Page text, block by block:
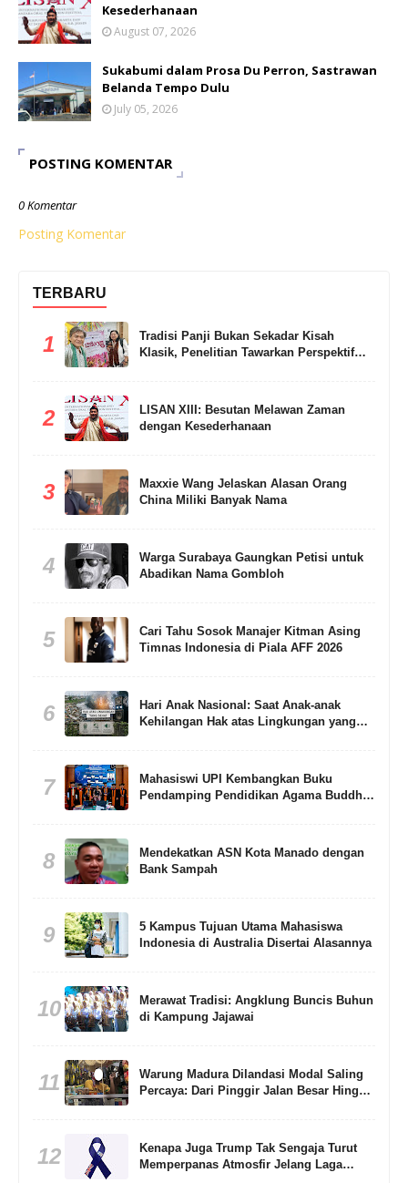
Kesederhanaan
August 07, 2026
Sukabumi dalam Prosa Du Perron, Sastrawan
Belanda Tempo Dulu
July 05, 2026
POSTING KOMENTAR
0 Komentar
Posting Komentar
TERBARU
1
Tradisi Panji Bukan Sekadar Kisah
Klasik, Penelitian Tawarkan Perspektif
2
LISAN XIII: Besutan Melawan Zaman
dengan Kesederhanaan
3
Maxxie Wang Jelaskan Alasan Orang
China Miliki Banyak Nama
4
Warga Surabaya Gaungkan Petisi untuk
Abadikan Nama Gombloh
5
Cari Tahu Sosok Manajer Kitman Asing
Timnas Indonesia di Piala AFF 2026
6
Hari Anak Nasional: Saat Anak-anak
Kehilangan Hak atas Lingkungan yang
7
Mahasiswi UPI Kembangkan Buku
Pendamping Pendidikan Agama Buddha
8
Mendekatkan ASN Kota Manado dengan
Bank Sampah
9
5 Kampus Tujuan Utama Mahasiswa
Indonesia di Australia Disertai Alasannya
10
Merawat Tradisi: Angklung Buncis Buhun
di Kampung Jajawai
11
Warung Madura Dilandasi Modal Saling
Percaya: Dari Pinggir Jalan Besar Hingga
12
Kenapa Juga Trump Tak Sengaja Turut
Memperpanas Atmosfir Jelang Laga